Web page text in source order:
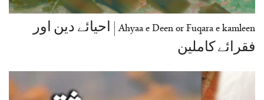
Ahyaa e Deen or Fuqara e kamleen | احیائے دین اور
فقرائے کاملین